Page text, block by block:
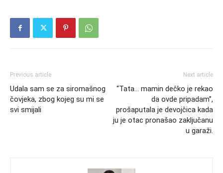
Previous article
Udala sam se za siromašnog
čovjeka, zbog kojeg su mi se
svi smijali
Next article
“Tata… mamin dečko je rekao
da ovde pripadam”,
prošaputala je devojčica kada
ju je otac pronašao zaključanu
u garaži.